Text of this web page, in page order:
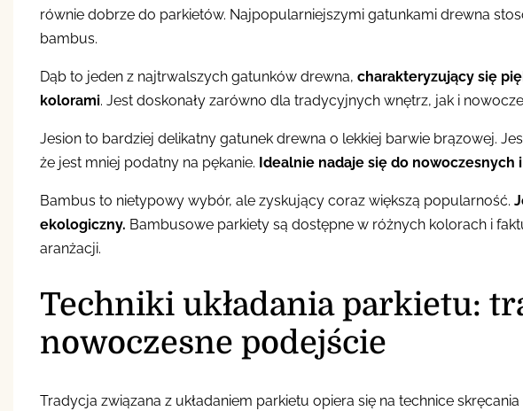
równie dobrze do parkietów. Najpopularniejszymi gatunkami drewna
bambus.
Dąb to jeden z najtrwalszych gatunków drewna, charakteryzujący się
kolorami. Jest doskonały zarówno dla tradycyjnych wnętrz, jak i
Jesion to bardziej delikatny gatunek drewna o lekkiej barwie brązowej.
że jest mniej podatny na pękanie. Idealnie nadaje się do
Bambus to nietypowy wybór, ale zyskujący coraz większą popularność.
ekologiczny. Bambusowe parkiety są dostępne w różnych kolorach i
aranżacji.
Techniki układania parkietu:
nowoczesne podejście
Tradycja związana z układaniem parkietu opiera się na technice